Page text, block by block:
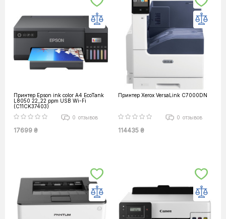
Принтер Epson ink color A4 EcoTank
L8050 22_22 ppm USB Wi-Fi
(C11CK37403)
0 отзывов
17699 ₴
Принтер Xerox VersaLink C7000DN
0 отзывов
114435 ₴